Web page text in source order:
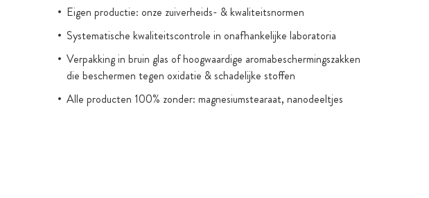
Eigen productie: onze zuiverheids- & kwaliteitsnormen
Systematische kwaliteitscontrole in onafhankelijke laboratoria
Verpakking in bruin glas of hoogwaardige aromabeschermingszakken
die beschermen tegen oxidatie & schadelijke stoffen
Alle producten 100% zonder: magnesiumstearaat, nanodeeltjes